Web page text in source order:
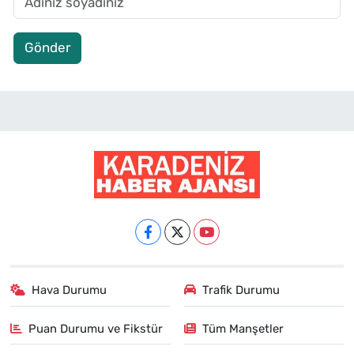
Gönder
Hava Durumu Trafik Durumu
Puan Durumu ve Fikstür Tüm Manşetler